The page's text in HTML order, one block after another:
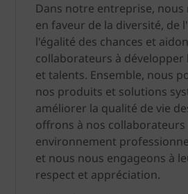
Dans notre entreprise, nous
en faveur de la diversité, de
l'égalité des chances et
collaborateurs à
et talents. Ensemble, nous
nos produits et solutions
améliorer la qualité de vie
offrons à nos collaborateurs
environnement
et nous nous engageons à
respect et appréciation.